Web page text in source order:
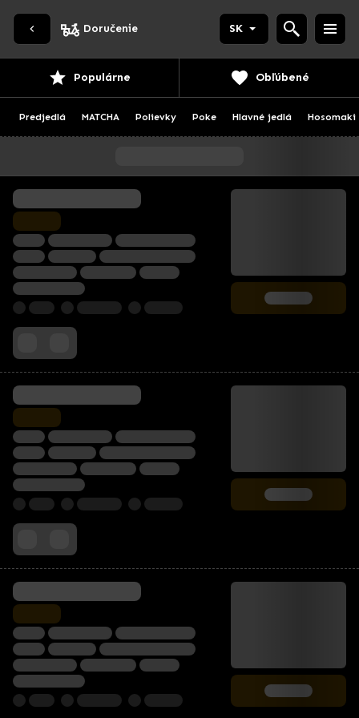
Doručenie SK
Populárne Obľúbené
Predjedlá MATCHA Polievky Poke Hlavné jedlá Hosomaki